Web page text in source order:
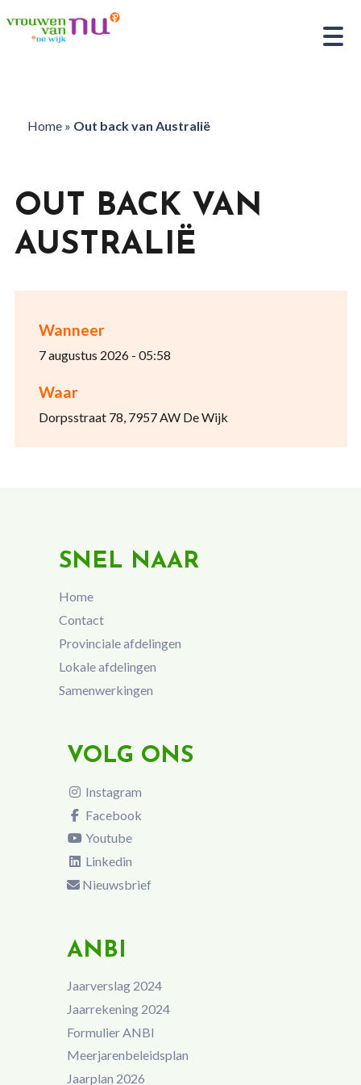
Home» Out back van Australië
Wanneer
7 augustus 2026 - 05:58
Waar
Dorpsstraat 78, 7957 AW De Wijk
OUT BACK VAN
AUSTRALIË
SNEL NAAR
Home
Contact
Provinciale afdelingen
Lokale afdelingen
Samenwerkingen
VOLG ONS
Instagram
Facebook
Youtube
Linkedin
Nieuwsbrief
ANBI
Jaarverslag 2024
Jaarrekening 2024
Formulier ANBI
Meerjarenbeleidsplan
Jaarplan 2026